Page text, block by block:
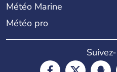
Météo Marine
Météo pro